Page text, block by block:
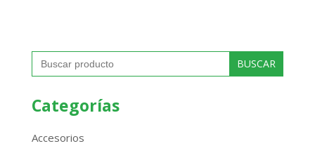
Buscar:
Categorías
Accesorios